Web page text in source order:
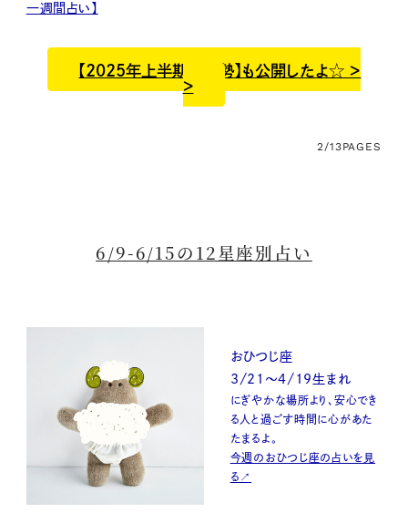
一週間占い】
【2025年上半期の運勢】も公開したよ☆ ＞
＞
2/13PAGES
6/9-6/15の12星座別占い
おひつじ座
3/21～4/19生まれ
にぎやかな場所より、安心でき
る人と過ごす時間に心があた
たまるよ。
今週のおひつじ座の占いを見
る↗